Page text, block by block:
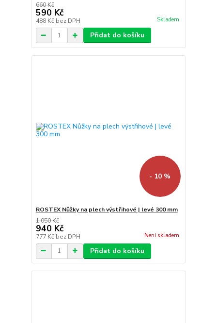
660 Kč
590 Kč
488 Kč bez DPH Skladem
Přidat do košíku
- 10 %
ROSTEX Nůžky na plech výstřihové | levé 300 mm
1 050 Kč
940 Kč
777 Kč bez DPH Není skladem
Přidat do košíku